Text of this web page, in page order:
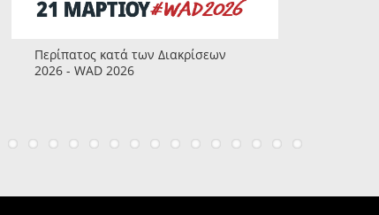
Περίπατος κατά των Διακρίσεων
2026 - WAD 2026